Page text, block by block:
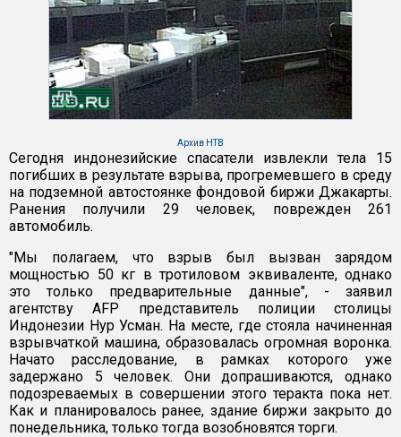
Архив НТВ
Сегодня индонезийские спасатели извлекли тела 15
погибших в результате взрыва, прогремевшего в среду
на подземной автостоянке фондовой биржи Джакарты.
Ранения получили 29 человек, поврежден 261
автомобиль.
"Мы полагаем, что взрыв был вызван зарядом
мощностью 50 кг в тротиловом эквиваленте, однако
это только предварительные данные", - заявил
агентству AFP представитель полиции столицы
Индонезии Нур Усман. На месте, где стояла начиненная
взрывчаткой машина, образовалась огромная воронка.
Начато расследование, в рамках которого уже
задержано 5 человек. Они допрашиваются, однако
подозреваемых в совершении этого теракта пока нет.
Как и планировалось ранее, здание биржи закрыто до
понедельника, только тогда возобновятся торги.